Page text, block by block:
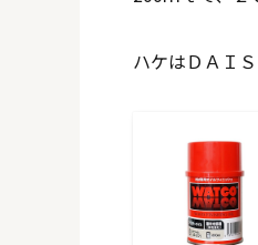
ハケはＤＡＩ